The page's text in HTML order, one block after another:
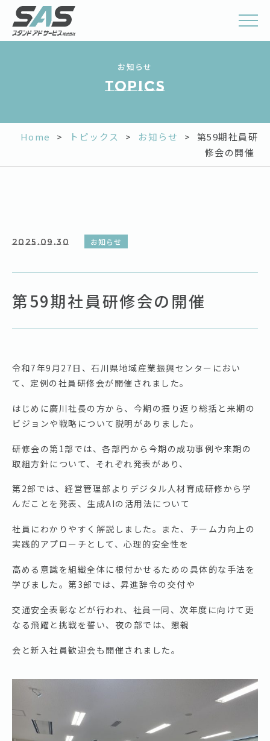
お知らせ
Topics
Home > トピックス > お知らせ >
第59期社員研
修会の開催
2025.09.30 お知らせ
第59期社員研修会の開催
令和7年9月27日、石川県地域産業振興センターにおい
て、定例の社員研修会が開催されました。
はじめに廣川社長の方から、今期の振り返り総括と来期の
ビジョンや戦略について説明がありました。
研修会の第1部では、各部門から今期の成功事例や来期の
取組方針について、それぞれ発表があり、
第2部では、経営管理部よりデジタル人材育成研修から学
んだことを発表、生成AIの活用法について
社員にわかりやすく解説しました。また、チーム力向上の
実践的アプローチとして、心理的安全性を
高める意識を組織全体に根付かせるための具体的な手法を
学びました。第3部では、昇進辞令の交付や
交通安全表彰などが行われ、社員一同、次年度に向けて更
なる飛躍と挑戦を誓い、夜の部では、懇親
会と新入社員歓迎会も開催されました。